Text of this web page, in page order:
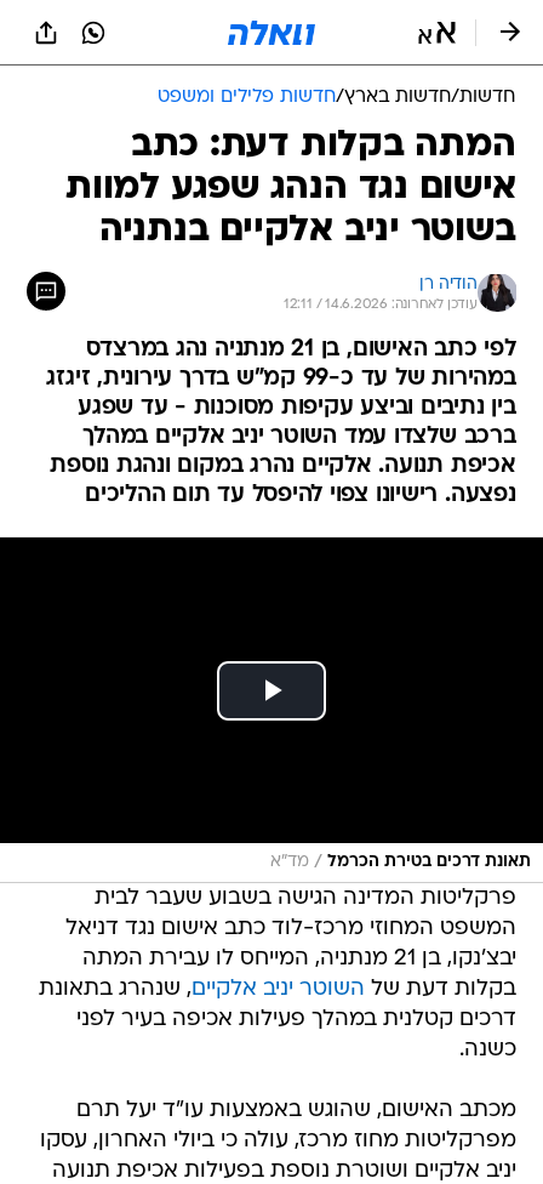
חדשות/חדשות בארץ/חדשות פלילים ומשפט
המתה בקלות דעת: כתב
אישום נגד הנהג שפגע למוות
בשוטר יניב אלקיים בנתניה
הודיה רן
עודכן לאחרונה: 14.6.2026 / 12:11
לפי כתב האישום, בן 21 מנתניה נהג במרצדס
במהירות של עד כ-99 קמ"ש בדרך עירונית, זיגזג
בין נתיבים וביצע עקיפות מסוכנות - עד שפגע
ברכב שלצדו עמד השוטר יניב אלקיים במהלך
אכיפת תנועה. אלקיים נהרג במקום ונהגת נוספת
נפצעה. רישיונו צפוי להיפסל עד תום ההליכים
תאונת דרכים בטירת הכרמל / מד"א
פרקליטות המדינה הגישה בשבוע שעבר לבית
המשפט המחוזי מרכז-לוד כתב אישום נגד דניאל
יבצ'נקו, בן 21 מנתניה, המייחס לו עבירת המתה
בקלות דעת של השוטר יניב אלקיים, שנהרג בתאונת
דרכים קטלנית במהלך פעילות אכיפה בעיר לפני
כשנה.
מכתב האישום, שהוגש באמצעות עו"ד יעל תרם
מפרקליטות מחוז מרכז, עולה כי ביולי האחרון, עסקו
יניב אלקיים ושוטרת נוספת בפעילות אכיפת תנועה